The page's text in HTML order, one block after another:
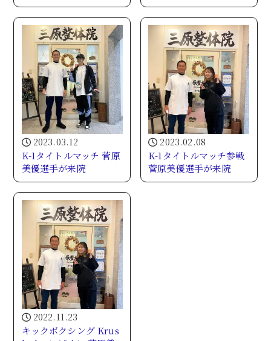
2023.03.12
K-1タイトルマッチ 菅原
美優選手が来院
2023.02.08
K-1タイトルマッチ参戦
菅原美優選手が来院
2022.11.23
キックボクシング Krus